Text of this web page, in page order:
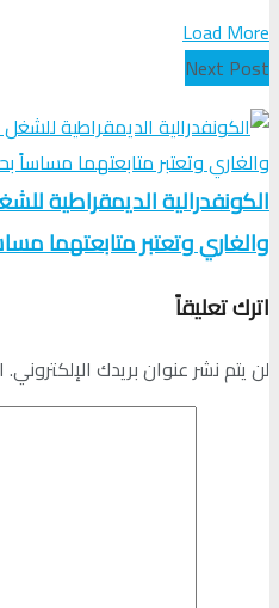
Load More
Next Post
والغاري وتعتبر متابعتهما
اترك تعليقاً
لن يتم نشر عنوان بريدك الإلكتروني.